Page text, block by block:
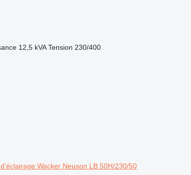
12,5 kVA Tension 230/400
Wacker Neuson LB 50H/230/50